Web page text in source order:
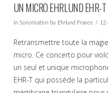
UN MICRO EHRLUND EHR-
In Sonorisationby Ehrlund France 12
Retransmettre toute la
micro. Ce concerto pour
un seul et unique
EHR-T qui possède la